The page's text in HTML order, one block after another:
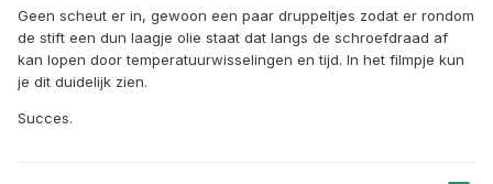
Geen scheut er in, gewoon een paar druppeltjes zodat er rondom
de stift een dun laagje olie staat dat langs de schroefdraad af
kan lopen door temperatuurwisselingen en tijd. In het filmpje kun
je dit duidelijk zien.
Succes.